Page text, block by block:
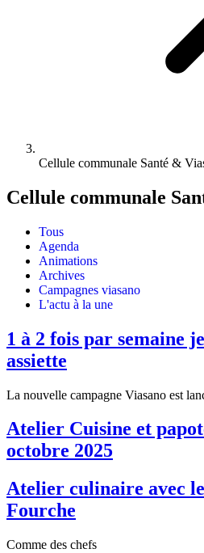
Cellule communale Santé &
Cellule communale
Tous
Agenda
Animations
Archives
Campagnes viasano
L'actu à la une
1 à 2 fois par semaine
assiette
La nouvelle campagne Viasano est
Atelier Cuisine et
octobre 2025
Atelier culinaire avec
Fourche
Comme des chefs